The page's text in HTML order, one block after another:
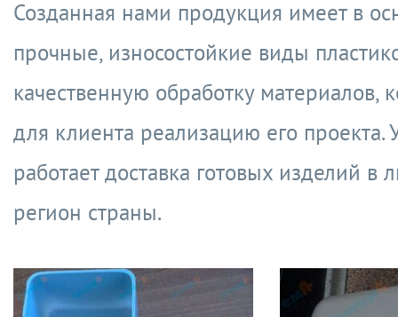
Созданная нами продукция имеет в
прочные, износостойкие виды
качественную обработку материалов,
для клиента реализацию его проекта.
работает доставка готовых изделий в
регион страны.